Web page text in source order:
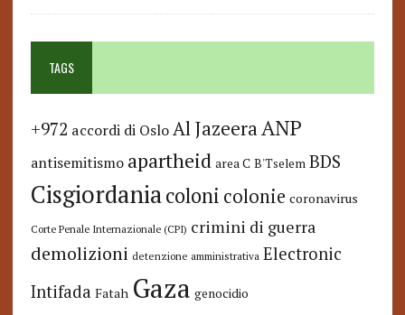
TAGS
+972 accordi di Oslo Al JazeeraANP
antisemitismo apartheid area C B'Tselem BDS
Cisgiordaniacoloni colonie coronavirus
Corte Penale Internazionale (CPI) crimini di guerra
demolizioni detenzione amministrativa Electronic
Intifada Fatah Gaza genocidio